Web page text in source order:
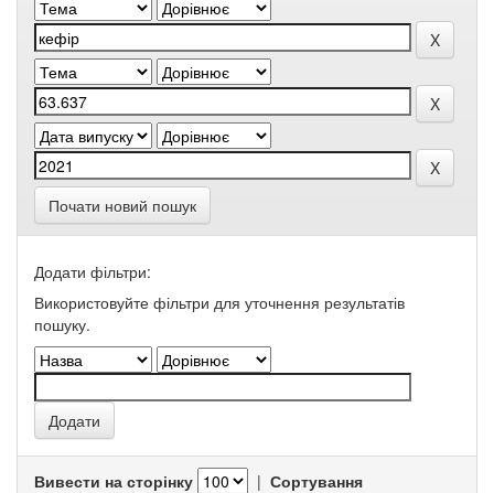
Почати новий пошук
Додати фільтри:
Використовуйте фільтри для уточнення результатів
пошуку.
Вивести на сторінку | Сортування